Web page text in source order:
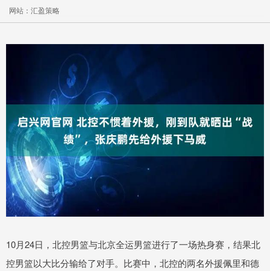
网站：汇盈策略
10月24日，北控男篮与北京全运男篮进行了一场热身赛，结果北
控男篮以大比分输给了对手。比赛中，北控的两名外援佩里和德